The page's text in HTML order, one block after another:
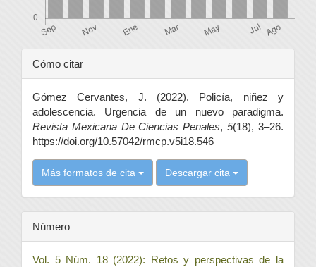
Detalles
del
artículo
Cómo citar
Gómez Cervantes, J. (2022). Policía, niñez y
adolescencia. Urgencia de un nuevo paradigma.
Revista Mexicana De Ciencias Penales,5(18), 3–26.
https://doi.org/10.57042/rmcp.v5i18.546
Más formatos de cita Descargar cita
Número
Vol. 5 Núm. 18 (2022): Retos y perspectivas de la